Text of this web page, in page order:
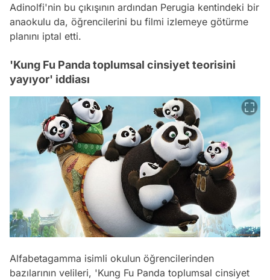
Adinolfi'nin bu çıkışının ardından Perugia kentindeki bir
anaokulu da, öğrencilerini bu filmi izlemeye götürme
planını iptal etti.
'Kung Fu Panda toplumsal cinsiyet teorisini
yayıyor' iddiası
Alfabetagamma isimli okulun öğrencilerinden
bazılarının velileri, 'Kung Fu Panda toplumsal cinsiyet